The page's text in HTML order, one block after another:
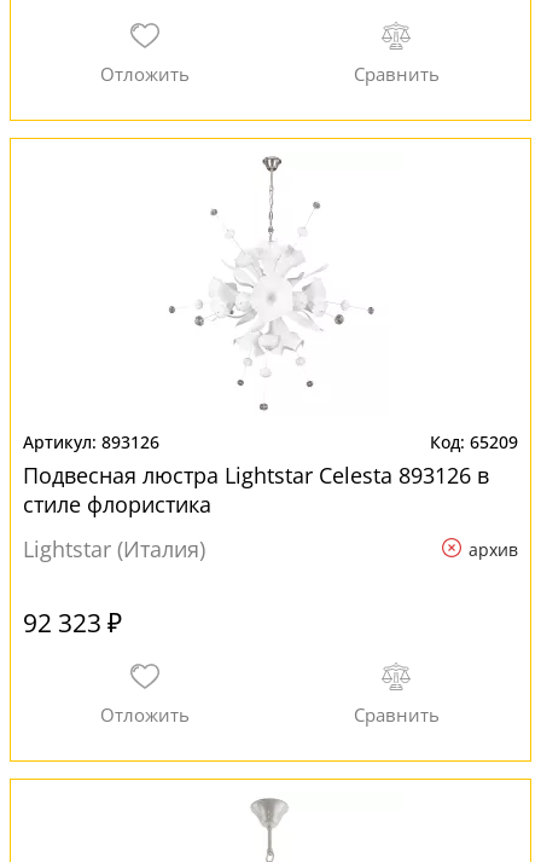
893126 65209
Подвесная люстра Lightstar Celesta 893126 в
стиле флористика
Lightstar (Италия)
архив
92 323 ₽